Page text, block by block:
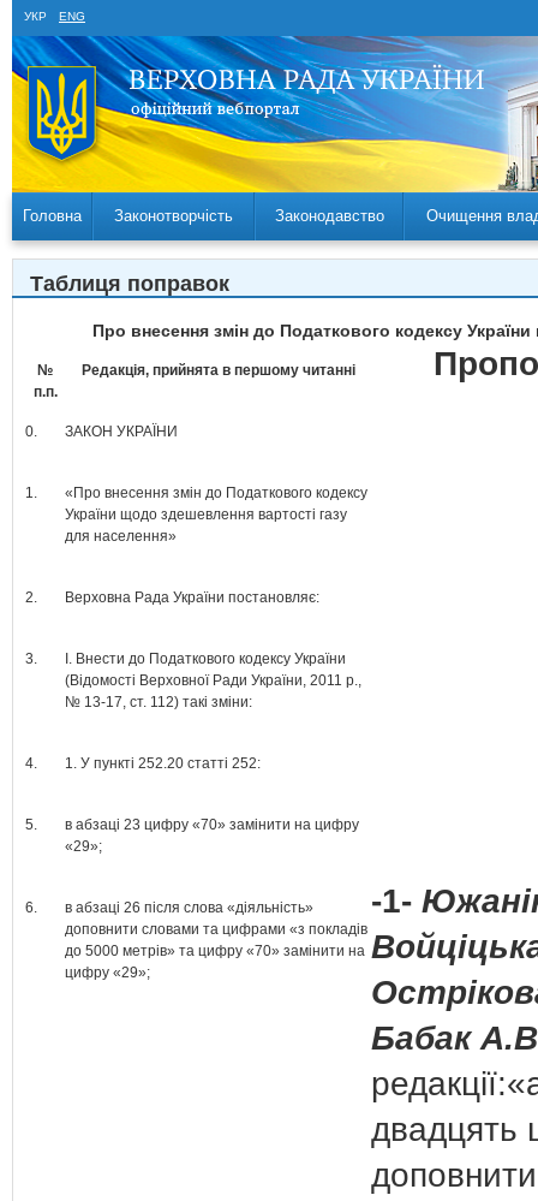
УКР ENG
Головна Законотворчість Законодавство Очищення
Таблиця поправок
Про внесення змін до Податкового кодексу
№
п.п.
Редакція, прийнята в першому читанні
0. ЗАКОН УКРАЇНИ
1.
«Про внесення змін до Податкового кодексу
України щодо здешевлення вартості газу
для населення»
2. Верховна Рада України постановляє:
3.
І. Внести до Податкового кодексу України
(Відомості Верховної Ради України, 2011 р.,
№ 13-17, ст. 112) такі зміни:
4. 1. У пункті 252.20 статті 252:
5.
в абзаці 23 цифру «70» замінити на цифру
«29»;
6.
в абзаці 26 після слова «діяльність»
доповнити словами та цифрами «з покладів
до 5000 метрів» та цифру «70» замінити на
цифру «29»;
-1-
Бабак
двадцять
доповнити